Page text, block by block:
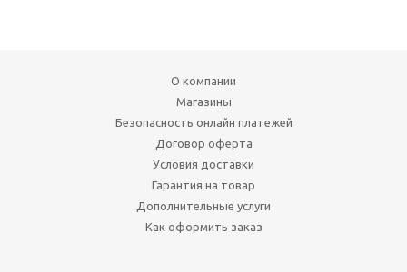
О компании
Магазины
Безопасность онлайн платежей
Договор оферта
Условия доставки
Гарантия на товар
Дополнительные услуги
Как оформить заказ